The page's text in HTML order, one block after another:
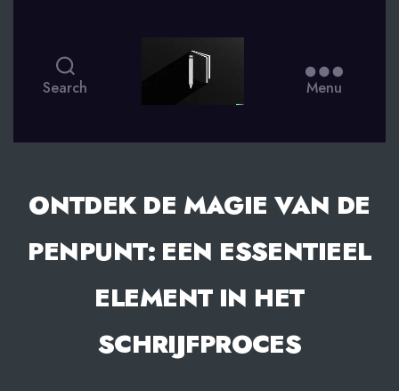
Search Menu
ONTDEK DE MAGIE VAN DE
PENPUNT: EEN ESSENTIEEL
ELEMENT IN HET
SCHRIJFPROCES